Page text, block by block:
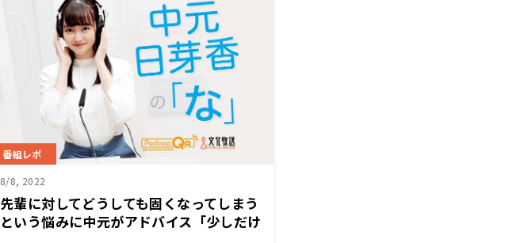
番組レポ
8/8, 2022
先輩に対してどうしても固くなってしまう
という悩みに中元がアドバイス「少しだけ